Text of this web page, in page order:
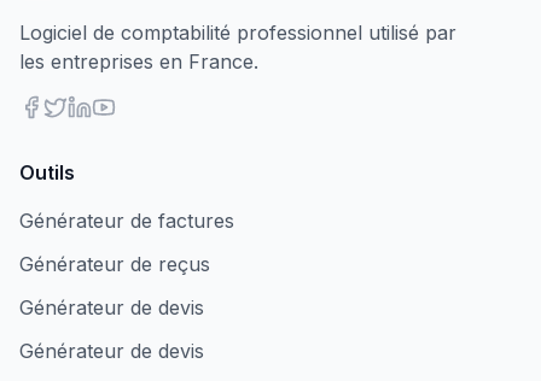
Logiciel de comptabilité professionnel utilisé par
les entreprises en France.
Outils
Générateur de factures
Générateur de reçus
Générateur de devis
Générateur de devis